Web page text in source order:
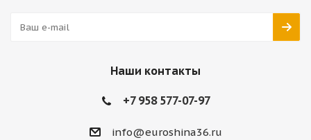
Наши контакты
+7 958 577-07-97
info@euroshina36.ru